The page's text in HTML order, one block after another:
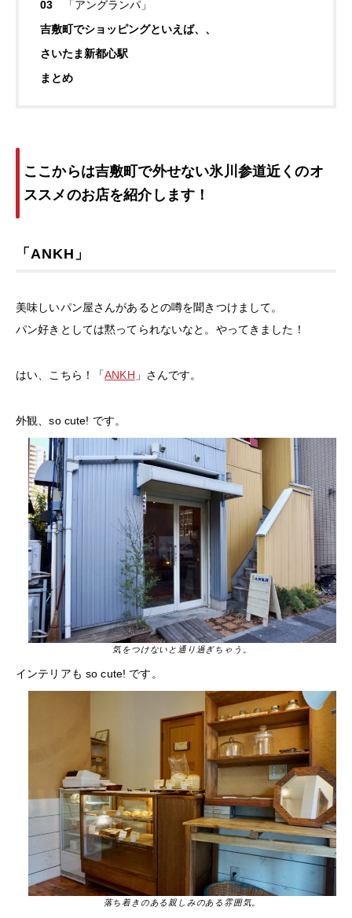
「アングランパ」
吉敷町でショッピングといえば、、
さいたま新都心駅
まとめ
ここからは吉敷町で外せない氷川参道近くのオ
ススメのお店を紹介します！
「ANKH」
美味しいパン屋さんがあるとの噂を聞きつけまして。
パン好きとしては黙ってられないなと。やってきました！
はい、こちら！「ANKH 」さんです。
外観、so cute! です。
気をつけないと通り過ぎちゃう。
インテリアも so cute! です。
落ち着きのある親しみのある雰囲気。